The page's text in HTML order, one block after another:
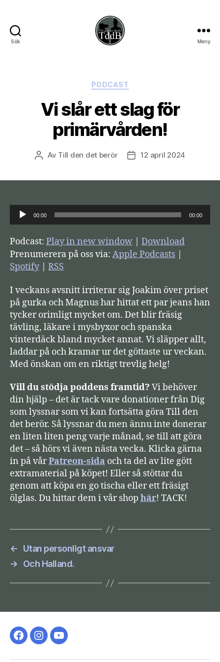
Sök
berör
Meny
Kategorier
PODCAST
Vi slår ett slag för
primärvården!
Inläggsförfattare
Av Till den det berör Inläggsdatum
12 april 2024
j
u
d
s
e
l
a
r
e
00:00 00:00
Podcast: Play in new window
Download
Prenumerera på oss via: Apple Podcasts
Spotify| RSS
I veckans avsnitt irriterar sig Joakim över priset
på gurka och Magnus har hittat ett par jeans han
tycker orimligt mycket om. Det blir fräsig
tävling, läkare i mysbyxor och spanska
vinterdäck bland mycket annat. Vi släpper allt,
laddar på och kramar ur det göttaste ur veckan.
Med önskan om en riktigt trevlig helg!
Vill du stödja poddens framtid? Vi behöver
din hjälp – det är tack vare donationer från Dig
som lyssnar som vi kan fortsätta göra Till den
det berör. Så lyssnar du men ännu inte donerar
en liten liten peng varje månad, se till att göra
det – så hörs vi även nästa vecka. Klicka gärna
in på vårPatreon-sida och ta del av lite gött
extramaterial på köpet! Eller så stöttar du
genom att köpa en go tischa eller ett fräsigt
ölglas. Du hittar dem i vår shop här! TACK!
←
Utan personligt ansvar
→
Och Halland.
Facebook-
InstagramYouTube